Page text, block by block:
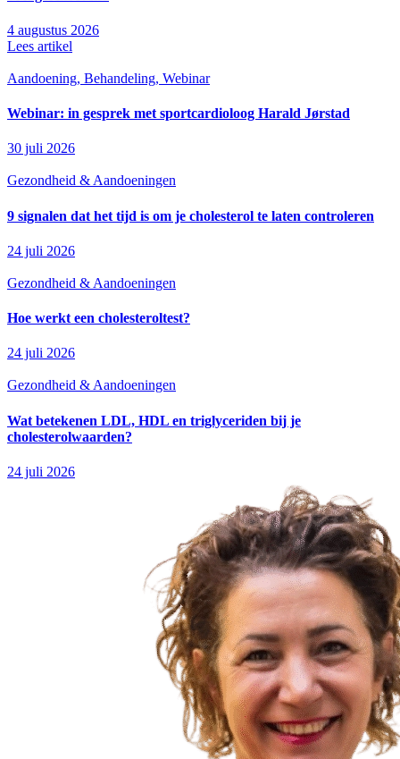
4 augustus 2026
Lees artikel
Aandoening, Behandeling, Webinar
Webinar: in gesprek met sportcardioloog Harald Jørstad
30 juli 2026
Gezondheid & Aandoeningen
9 signalen dat het tijd is om je cholesterol te laten controleren
24 juli 2026
Gezondheid & Aandoeningen
Hoe werkt een cholesteroltest?
24 juli 2026
Gezondheid & Aandoeningen
Wat betekenen LDL, HDL en triglyceriden bij je
cholesterolwaarden?
24 juli 2026